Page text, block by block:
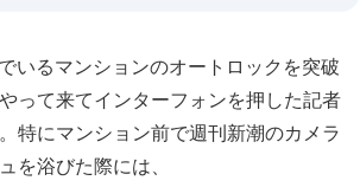
いるマンションのオートロックを突破
って来てインターフォンを押した記者
特にマンション前で週刊新潮のカメラ
を浴びた際には、